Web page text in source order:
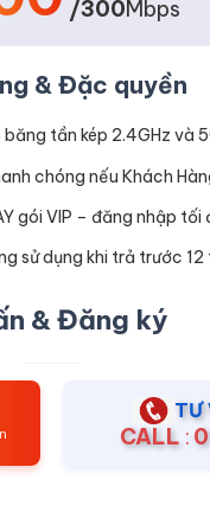
/300Mbps
& Đặc quyền
tần kép 2.4GHz và
chóng nếu Khách
gói VIP – đăng nhập
sử dụng khi trả trước 12
& Đăng ký
TƯ
CALL :